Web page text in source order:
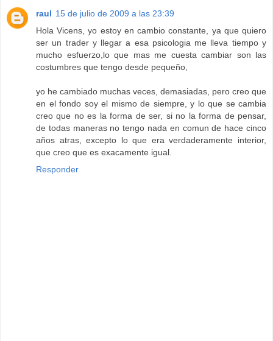
raul 15 de julio de 2009 a las 23:39
Hola Vicens, yo estoy en cambio constante, ya que quiero
ser un trader y llegar a esa psicologia me lleva tiempo y
mucho esfuerzo,lo que mas me cuesta cambiar son las
costumbres que tengo desde pequeño,
yo he cambiado muchas veces, demasiadas, pero creo que
en el fondo soy el mismo de siempre, y lo que se cambia
creo que no es la forma de ser, si no la forma de pensar,
de todas maneras no tengo nada en comun de hace cinco
años atras, excepto lo que era verdaderamente interior,
que creo que es exacamente igual.
Responder